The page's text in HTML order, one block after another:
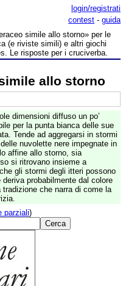
login/registrati
contest - guida
simile allo storno» per le
(e riviste simili) e altri giochi
Le risposte per i cruciverba.
allo storno
dimensioni diffuso un po’
per la punta bianca delle sue
Tende ad aggregarsi in stormi
nuvolette nere impegnate in
affine allo storno, sia
si ritrovano insieme a
gli stormi degli itteri possono
probabilmente dal colore
tradizione che narra di come la
parziali)